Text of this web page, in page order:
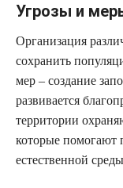
Угрозы и
Организация
сохранить
мер – создание
развивается
территории
которые помогают
естественной